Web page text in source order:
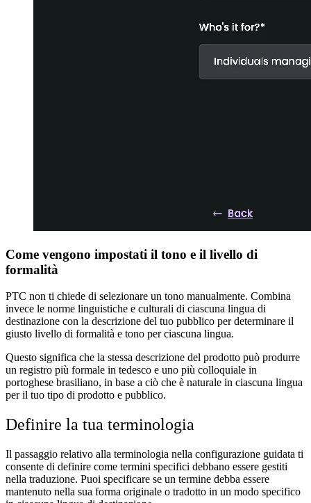
Come vengono impostati il tono e il livello di
formalità
PTC non ti chiede di selezionare un tono manualmente. Combina
invece le norme linguistiche e culturali di ciascuna lingua di
destinazione con la descrizione del tuo pubblico per determinare il
giusto livello di formalità e tono per ciascuna lingua.
Questo significa che la stessa descrizione del prodotto può produrre
un registro più formale in tedesco e uno più colloquiale in
portoghese brasiliano, in base a ciò che è naturale in ciascuna lingua
per il tuo tipo di prodotto e pubblico.
Definire la tua terminologia
Il passaggio relativo alla terminologia nella configurazione guidata ti
consente di definire come termini specifici debbano essere gestiti
nella traduzione. Puoi specificare se un termine debba essere
mantenuto nella sua forma originale o tradotto in un modo specifico